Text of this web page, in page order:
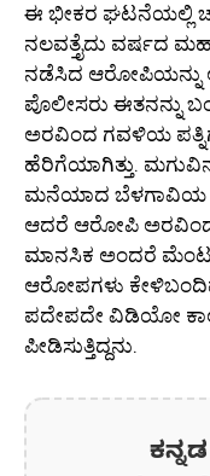
ಈ ಭೀಕರ ಘಟನೆಯಲ್ಲಿ
ನಲವತ್ತೈದು ವರ್ಷದ
ನಡೆಸಿದ ಆರೋಪಿಯನ್ನು
ಪೊಲೀಸರು ಈತನನ್ನು
ಅರವಿಂದ ಗವಳಿಯ
ಹೆರಿಗೆಯಾಗಿತ್ತು.
ಮನೆಯಾದ ಬೆಳಗಾವಿಯ
ಆದರೆ ಆರೋಪಿ ಅರವಿಂದ
ಮಾನಸಿಕ ಅಂದರೆ ಮೆಂಟಲ್
ಆರೋಪಗಳು
ಪದೇಪದೇ ವಿಡಿಯೋ
ಪೀಡಿಸುತ್ತಿದ್ದನು.
ಕನ್ನಡ